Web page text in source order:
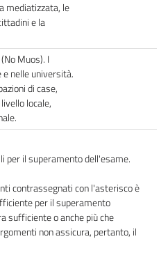
mediatizzata, le
e la
Muos). I
nelle università.
di case,
locale,
per il superamento dell'esame.
contrassegnati con l'asterisco è
per il superamento
sufficiente o anche più che
non assicura, pertanto, il